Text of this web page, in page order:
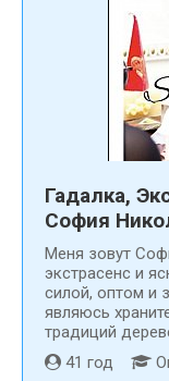
Гадалка,
София
Меня зовут
экстрасенс и
силой, оптом и
являюсь
традиций
41 год